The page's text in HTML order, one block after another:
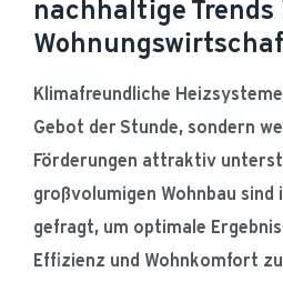
nachhaltige Trends
Klimafreundliche
Gebot der Stunde, sondern
Förderungen attraktiv
großvolumigen Wohnbau
gefragt, um optimale
Effizienz und Wohnkomfort